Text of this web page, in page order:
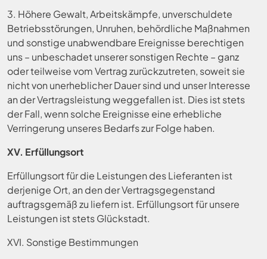
3. Höhere Gewalt, Arbeitskämpfe, unverschuldete
Betriebsstörungen, Unruhen, behördliche Maßnahmen
und sonstige unabwendbare Ereignisse berechtigen
uns – unbeschadet unserer sonstigen Rechte – ganz
oder teilweise vom Vertrag zurückzutreten, soweit sie
nicht von unerheblicher Dauer sind und unser Interesse
an der Vertragsleistung weggefallen ist. Dies ist stets
der Fall, wenn solche Ereignisse eine erhebliche
Verringerung unseres Bedarfs zur Folge haben.
XV. Erfüllungsort
Erfüllungsort für die Leistungen des Lieferanten ist
derjenige Ort, an den der Vertragsgegenstand
auftragsgemäß zu liefern ist. Erfüllungsort für unsere
Leistungen ist stets Glückstadt.
XVI. Sonstige Bestimmungen